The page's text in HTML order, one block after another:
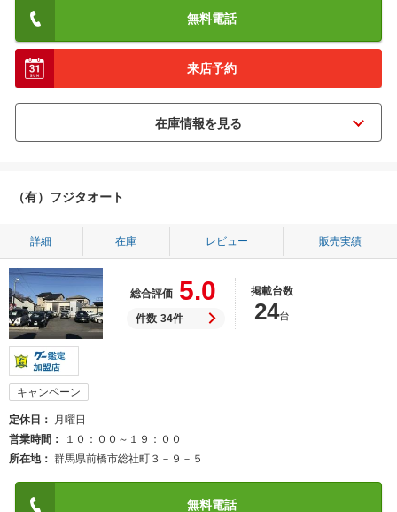
無料電話
来店予約
（有）フジタオート
詳細 在庫 レビュー 販売実績
総合評価 5.0
件数 34件
掲載台数
24台
キャンペーン
定休日
月曜日
営業時間
１０：００～１９：００
所在地
群馬県前橋市総社町３－９－５
無料電話